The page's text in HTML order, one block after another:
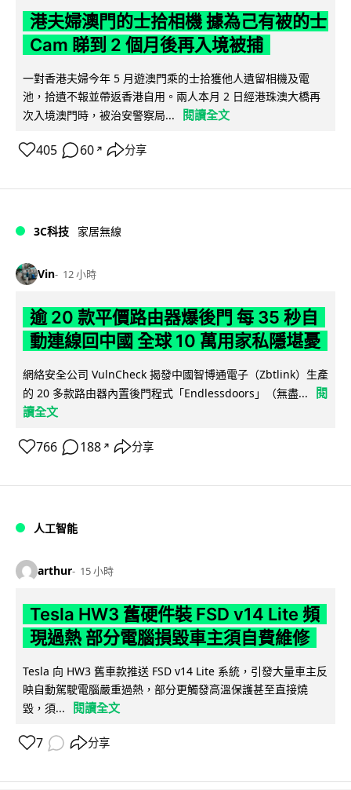
港夫婦澳門的士拾相機 據為己有被的士
Cam 睇到 2 個月後再入境被捕
一對香港夫婦今年 5 月遊澳門乘的士拾獲他人遺留相機及電
池，拾遺不報並帶返香港自用。兩人本月 2 日經港珠澳大橋再
次入境澳門時，被治安警察局...
閱讀全文
405 60 ↗ 分享
3C科技 家居無線
Vin 12 小時
逾 20 款平價路由器爆後門 每 35 秒自
動連線回中國 全球 10 萬用家私隱堪憂
網絡安全公司 VulnCheck 揭發中國智博通電子（Zbtlink）生產
的 20 多款路由器內置後門程式「Endlessdoors」（無盡...
閱
讀全文
766 188 ↗ 分享
人工智能
arthur 15 小時
Tesla HW3 舊硬件裝 FSD v14 Lite 頻
現過熱 部分電腦損毀車主須自費維修
Tesla 向 HW3 舊車款推送 FSD v14 Lite 系統，引發大量車主反
映自動駕駛電腦嚴重過熱，部分更觸發高溫保護甚至直接燒
毀，須...
閱讀全文
7 分享